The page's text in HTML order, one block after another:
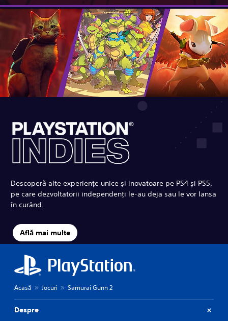
Descoperă alte experiențe unice și inovatoare pe PS4 și PS5,
pe care dezvoltatorii independenți le-au deja sau le vor lansa
în curând.
Află mai multe
Acasă Jocuri Samurai Gunn 2
Despre